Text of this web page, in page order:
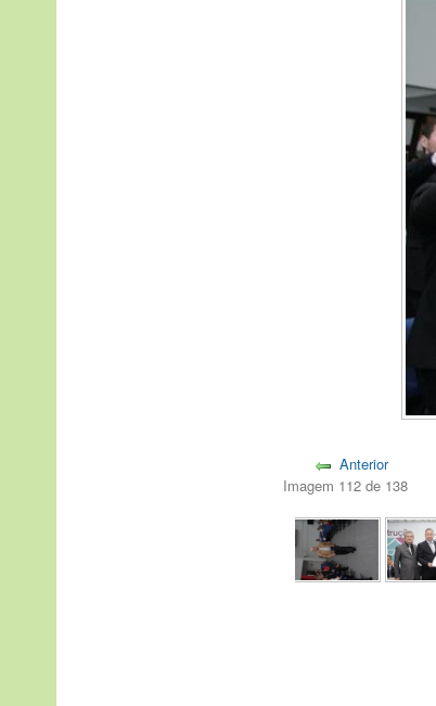
Anterior
Imagem 112 de 138